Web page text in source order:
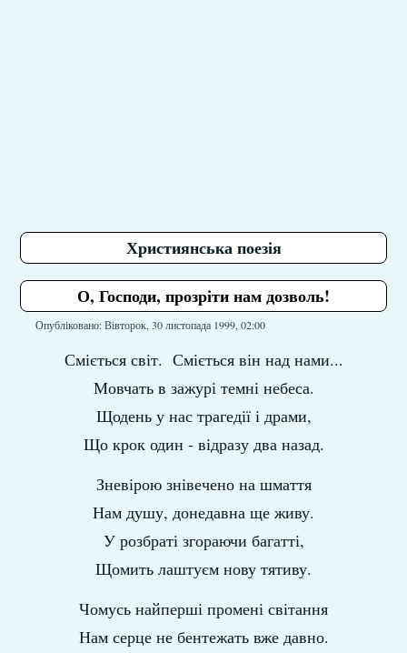
Християнська поезія
О, Господи, прозріти нам дозволь!
Опубліковано: Вівторок, 30 листопада 1999, 02:00
Сміється світ. Сміється він над нами...
Мовчать в зажурі темні небеса.
Щодень у нас трагедії і драми,
Що крок один - відразу два назад.
Зневірою знівечено на шмаття
Нам душу, донедавна ще живу.
У розбраті згораючи багатті,
Щомить лаштуєм нову тятиву.
Чомусь найперші промені світання
Нам серце не бентежать вже давно.